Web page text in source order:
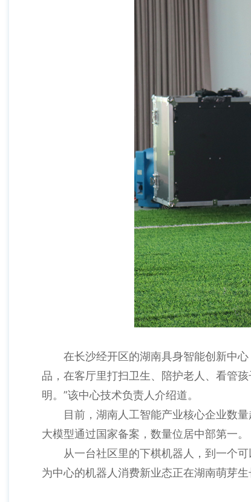
在长沙经开区的湖南具身智能创新中
品，在客厅里打扫卫生、陪护老人、看管
明。”该中心技术负责人介绍道。
目前，湖南人工智能产业核心企业数
大模型通过国家备案，数量位居中部第一。
从一台社区里的下棋机器人，到一个
为中心的机器人消费新业态正在湖南萌芽